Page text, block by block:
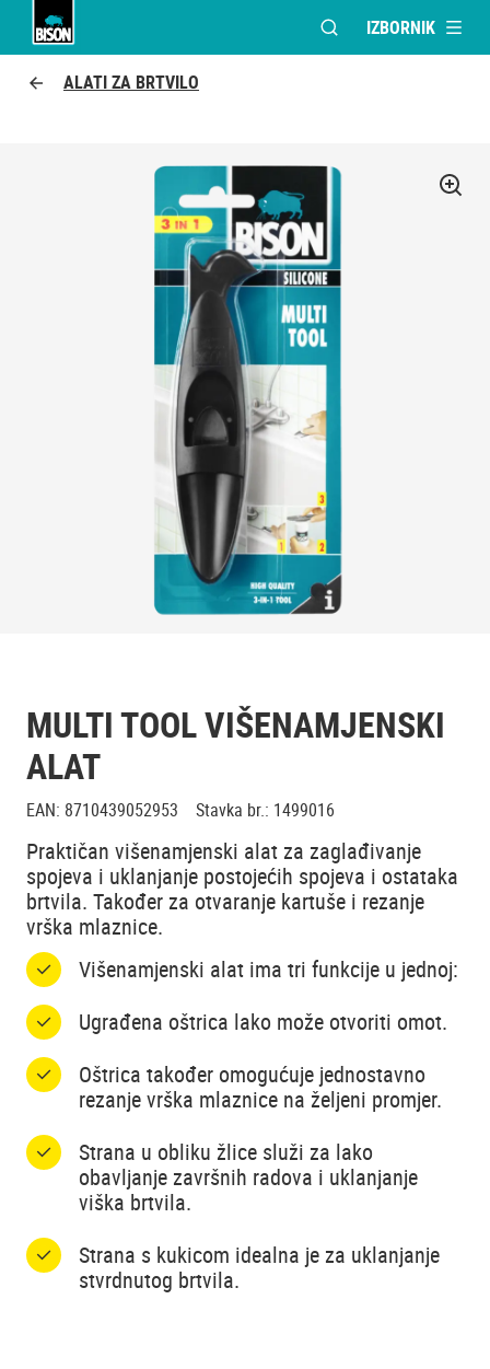
OTVORI MODALNI
IZBORNIK
ALATI ZA BRTVILO
MULTI TOOL VIŠENAMJENSKI
ALAT
EAN: 8710439052953 Stavka br.: 1499016
Praktičan višenamjenski alat za zaglađivanje
spojeva i uklanjanje postojećih spojeva i ostataka
brtvila. Također za otvaranje kartuše i rezanje
vrška mlaznice.
Višenamjenski alat ima tri funkcije u jednoj:
Ugrađena oštrica lako može otvoriti omot.
Oštrica također omogućuje jednostavno
rezanje vrška mlaznice na željeni promjer.
Strana u obliku žlice služi za lako
obavljanje završnih radova i uklanjanje
viška brtvila.
Strana s kukicom idealna je za uklanjanje
stvrdnutog brtvila.